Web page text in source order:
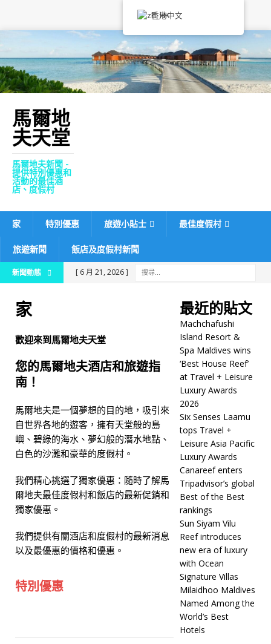
馬爾地
夫天堂
馬爾地夫新聞 -
提供特別優惠和
活動的最佳酒
店、度假村
家 特別優惠 旅遊小貼士 最佳度假村
旅遊新聞 飯店及度假村新聞
新聞動態
[ 6 月 21, 2026 ]
wins ‘Best House Reef’ at
Awards 2026
五星級飯
[ 6 月 20, 2026 ]
Senses Laamu tops Travel
+ Leisure Asia Pacific
Luxury Awards
五星級
飯店及度假村
enters Tripadvisor’s
家
歡迎來到馬爾地夫天堂
您的馬爾地夫酒店和旅遊指
南！
馬爾地夫是一個夢想的目的地，吸引來
自世界各地的遊客，擁有天堂般的島
嶼、碧綠的海水、夢幻般的潛水地點、
白色的沙灘和豪華的度假村。
我們精心挑選了獨家優惠：隨時了解馬
爾地夫最佳度假村和飯店的最新促銷和
獨家優惠。
我們提供有關酒店和度假村的最新消息
以及最優惠的價格和優惠。
特別優惠
最近的貼文
Machchafushi
Island Resort &
Spa Maldives wins
‘Best House Reef’
at Travel + Leisure
Luxury Awards
2026
Six Senses Laamu
tops Travel +
Leisure Asia Pacific
Luxury Awards
Canareef enters
Tripadvisor’s global
Best of the Best
rankings
Sun Siyam Vilu
Reef introduces
new era of luxury
with Ocean
Signature Villas
Milaidhoo Maldives
Named Among the
World’s Best
Hotels
香港中文